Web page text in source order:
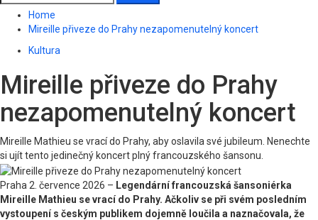
for:
Home
Mireille přiveze do Prahy nezapomenutelný koncert
Kultura
Mireille přiveze do Prahy
nezapomenutelný koncert
Mireille Mathieu se vrací do Prahy, aby oslavila své jubileum. Nenechte
si ujít tento jedinečný koncert plný francouzského šansonu.
Praha 2. července 2026 – Legendární francouzská šansoniérka
Mireille Mathieu se vrací do Prahy. Ačkoliv se při svém posledním
vystoupení s českým publikem dojemně loučila a naznačovala, že